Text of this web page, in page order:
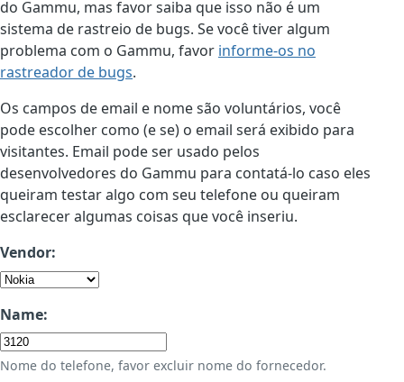
do Gammu, mas favor saiba que isso não é um
sistema de rastreio de bugs. Se você tiver algum
problema com o Gammu, favor informe-os no
rastreador de bugs.
Os campos de email e nome são voluntários, você
pode escolher como (e se) o email será exibido para
visitantes. Email pode ser usado pelos
desenvolvedores do Gammu para contatá-lo caso eles
queiram testar algo com seu telefone ou queiram
esclarecer algumas coisas que você inseriu.
Vendor:
Name:
Nome do telefone, favor excluir nome do fornecedor.